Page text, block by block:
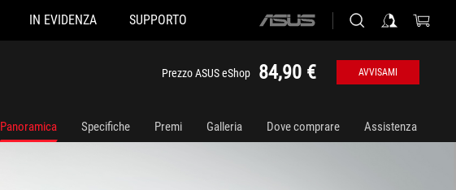
IN EVIDENZA SUPPORTO
ASUS
Prezzo ASUS eShop 84,90 € AVVISAMI
Panoramica Specifiche Premi Galleria Dove comprare Assistenza